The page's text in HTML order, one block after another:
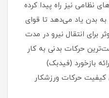
نظامی نیز راه پیدا کرده
بدن یاد می‌دهد تا قوای
برای انتقال نیرو در مدت
حرکات بدنی به کار
بازخورد (فیدبک)
کیفیت حرکات ورزشکار